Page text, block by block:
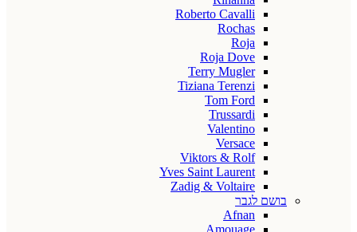
Roberto Cavalli
Rochas
Roja
Roja Dove
Terry Mugler
Tiziana Terenzi
Tom Ford
Trussardi
Valentino
Versace
Viktors & Rolf
Yves Saint Laurent
Zadig & Voltaire
בושם לגבר
Afnan
Amouage